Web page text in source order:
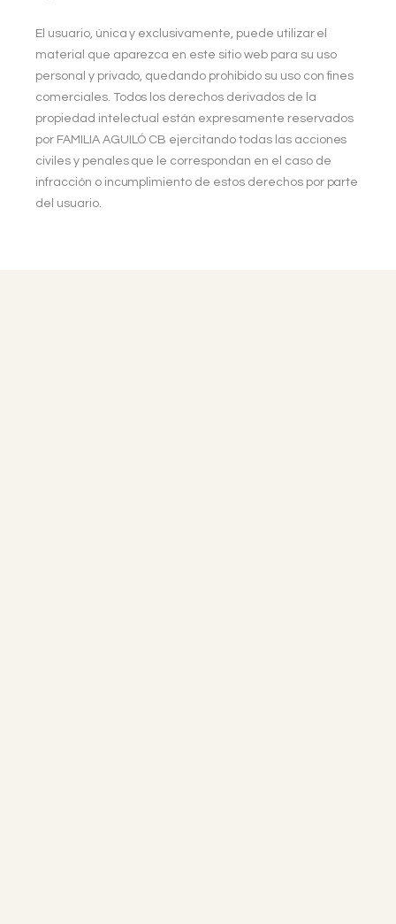
El usuario, única y exclusivamente, puede utilizar el
material que aparezca en este sitio web para su uso
personal y privado, quedando prohibido su uso con fines
comerciales. Todos los derechos derivados de la
propiedad intelectual están expresamente reservados
por FAMILIA AGUILÓ CB ejercitando todas las acciones
civiles y penales que le correspondan en el caso de
infracción o incumplimiento de estos derechos por parte
del usuario.